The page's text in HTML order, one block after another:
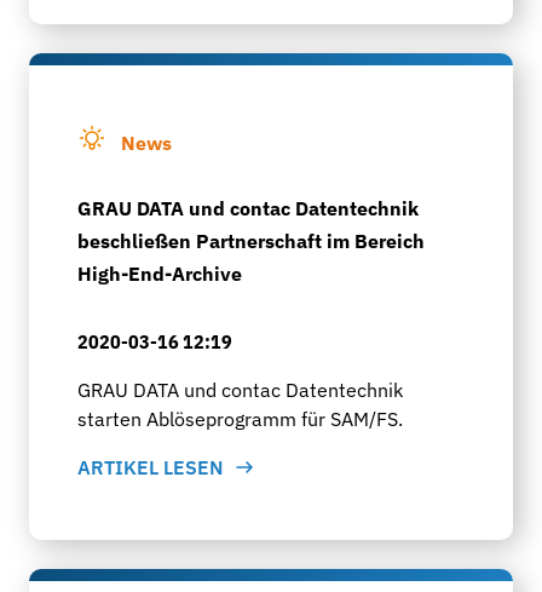
News
GRAU DATA und contac Datentechnik
beschließen Partnerschaft im Bereich
High-End-Archive
2020-03-16 12:19
GRAU DATA und contac Datentechnik
starten Ablöseprogramm für SAM/FS.
ARTIKEL LESEN